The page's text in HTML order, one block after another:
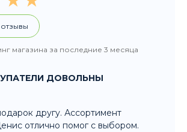
отзывы
магазина за последние 3 месяца
ДОВОЛЬНЫ
другу. Ассортимент
отлично помог с выбором.